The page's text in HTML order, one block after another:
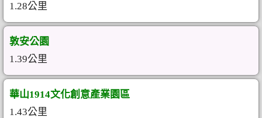
1.28公里
敦安公園
1.39公里
華山1914文化創意產業園區
1.43公里